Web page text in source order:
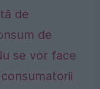
de
de
se vor face